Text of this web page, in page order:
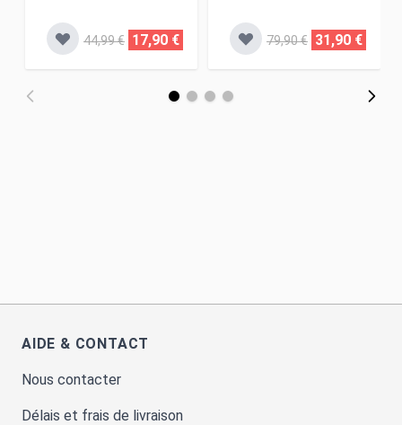
44,99 € 17,90 € 79,90 € 31,90 €
AIDE & CONTACT
Nous contacter
Délais et frais de livraison